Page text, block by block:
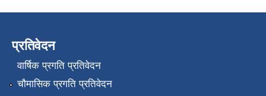
प्रतिवेदन
वार्षिक प्रगति प्रतिवेदन
चौमासिक प्रगति प्रतिवेदन